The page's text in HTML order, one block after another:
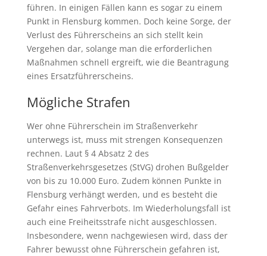
führen. In einigen Fällen kann es sogar zu einem
Punkt in Flensburg kommen. Doch keine Sorge, der
Verlust des Führerscheins an sich stellt kein
Vergehen dar, solange man die erforderlichen
Maßnahmen schnell ergreift, wie die Beantragung
eines Ersatzführerscheins.
Mögliche Strafen
Wer ohne Führerschein im Straßenverkehr
unterwegs ist, muss mit strengen Konsequenzen
rechnen. Laut § 4 Absatz 2 des
Straßenverkehrsgesetzes (StVG) drohen Bußgelder
von bis zu 10.000 Euro. Zudem können Punkte in
Flensburg verhängt werden, und es besteht die
Gefahr eines Fahrverbots. Im Wiederholungsfall ist
auch eine Freiheitsstrafe nicht ausgeschlossen.
Insbesondere, wenn nachgewiesen wird, dass der
Fahrer bewusst ohne Führerschein gefahren ist,